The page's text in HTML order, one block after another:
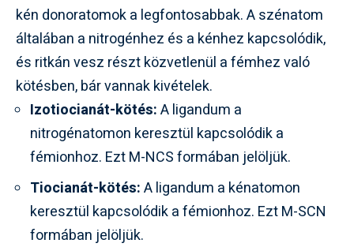
kén donoratomok a legfontosabbak. A szénatom
általában a nitrogénhez és a kénhez kapcsolódik,
és ritkán vesz részt közvetlenül a fémhez való
kötésben, bár vannak kivételek.
Izotiocianát-kötés:A ligandum a
nitrogénatomon keresztül kapcsolódik a
fémionhoz. Ezt M-NCS formában jelöljük.
Tiocianát-kötés:A ligandum a kénatomon
keresztül kapcsolódik a fémionhoz. Ezt M-SCN
formában jelöljük.